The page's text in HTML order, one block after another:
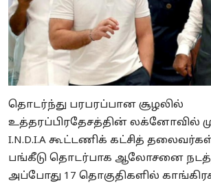
தொடர்ந்து பரபரப்பான சூழலில்
உத்தரப்பிரதேசத்தின் லக்னோவில்
I.N.D.I.A கூட்டணிக் கட்சித்
பங்கீடு தொடர்பாக ஆலோசனை
அப்போது 17 தொகுதிகளில்